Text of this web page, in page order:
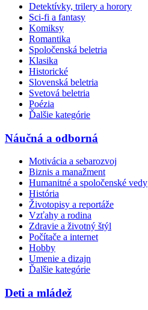
Detektívky, trilery a horory
Sci-fi a fantasy
Komiksy
Romantika
Spoločenská beletria
Klasika
Historické
Slovenská beletria
Svetová beletria
Poézia
Ďalšie kategórie
Náučná a odborná
Motivácia a sebarozvoj
Biznis a manažment
Humanitné a spoločenské vedy
História
Životopisy a reportáže
Vzťahy a rodina
Zdravie a životný štýl
Počítače a internet
Hobby
Umenie a dizajn
Ďalšie kategórie
Deti a mládež